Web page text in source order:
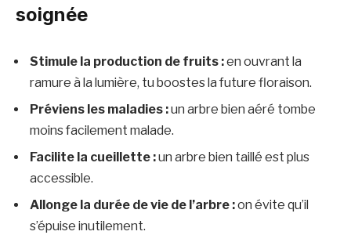
soignée
Stimule la production de fruits :en ouvrant la
ramure à la lumière, tu boostes la future floraison.
Préviens les maladies :un arbre bien aéré tombe
moins facilement malade.
Facilite la cueillette :un arbre bien taillé est plus
accessible.
Allonge la durée de vie de l’arbre :on évite qu’il
s’épuise inutilement.